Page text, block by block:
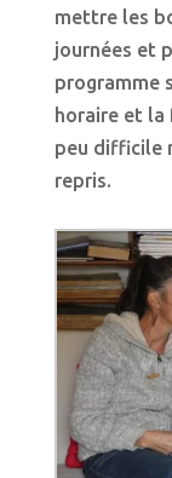
mettre les
journées et
programme
horaire et la
peu difficile
repris.